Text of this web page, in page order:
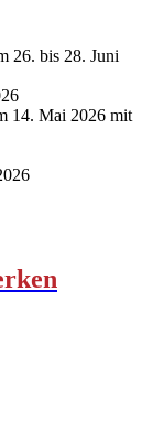
26. bis 28. Juni
14. Mai 2026 mit